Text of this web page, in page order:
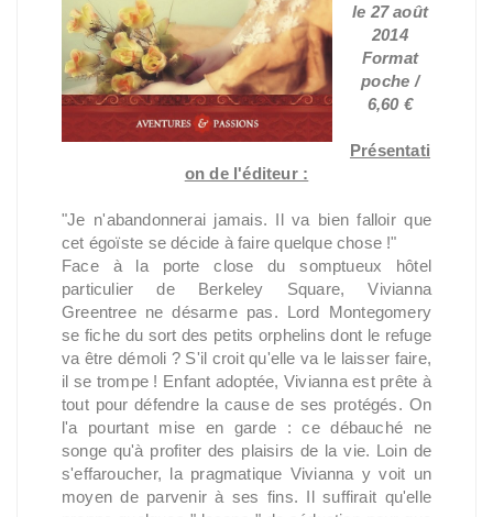
le 27 août
2014
Format
poche /
6,60 €
Présentati
on de l'éditeur :
"Je n'abandonnerai jamais. Il va bien falloir que
cet égoïste se décide à faire quelque chose !"
Face à la porte close du somptueux hôtel
particulier de Berkeley Square, Vivianna
Greentree ne désarme pas. Lord Montegomery
se fiche du sort des petits orphelins dont le refuge
va être démoli ? S'il croit qu'elle va le laisser faire,
il se trompe ! Enfant adoptée, Vivianna est prête à
tout pour défendre la cause de ses protégés. On
l'a pourtant mise en garde : ce débauché ne
songe qu'à profiter des plaisirs de la vie. Loin de
s'effaroucher, la pragmatique Vivianna y voit un
moyen de parvenir à ses fins. Il suffirait qu'elle